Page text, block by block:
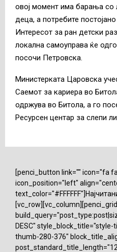
овој момент има барања со
деца, а потребите
Интересот за ран детски
локална самоуправа ќе
посочи Петровска.
Министерката Царовска
Саемот за кариера во
одржува во Битола, а го
Ресурсен центар за слепи
[penci_button link="" icon="fa
icon_position="left"
DESC"
thumb-280-376"